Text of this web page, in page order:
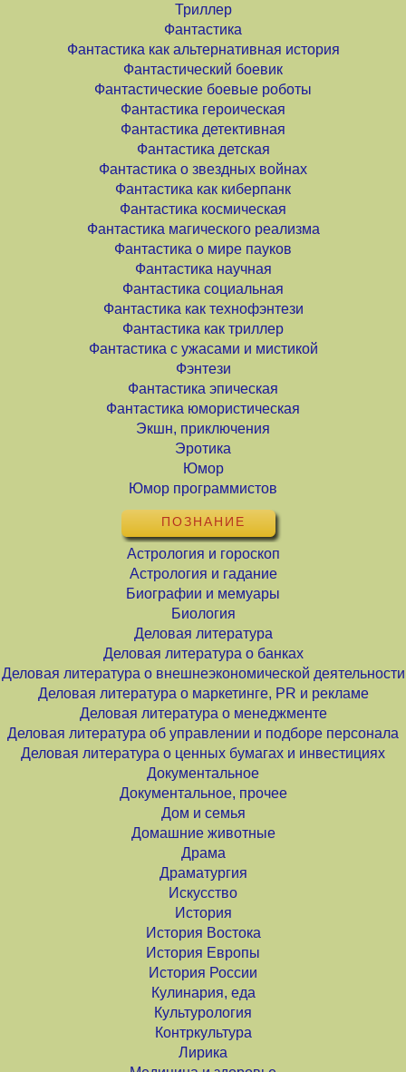
Триллер
Фантастика
Фантастика как альтернативная история
Фантастический боевик
Фантастические боевые роботы
Фантастика героическая
Фантастика детективная
Фантастика детская
Фантастика о звездных войнах
Фантастика как киберпанк
Фантастика космическая
Фантастика магического реализма
Фантастика о мире пауков
Фантастика научная
Фантастика социальная
Фантастика как технофэнтези
Фантастика как триллер
Фантастика с ужасами и мистикой
Фэнтези
Фантастика эпическая
Фантастика юмористическая
Экшн, приключения
Эротика
Юмор
Юмор программистов
ПОЗНАНИЕ
Астрология и гороскоп
Астрология и гадание
Биографии и мемуары
Биология
Деловая литература
Деловая литература о банках
Деловая литература о внешнеэкономической деятельности
Деловая литература о маркетинге, PR и рекламе
Деловая литература о менеджменте
Деловая литература об управлении и подборе персонала
Деловая литература о ценных бумагах и инвестициях
Документальное
Документальное, прочее
Дом и семья
Домашние животные
Драма
Драматургия
Искусство
История
История Востока
История Европы
История России
Кулинария, еда
Культурология
Контркультура
Лирика